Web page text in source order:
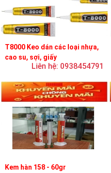
T8000 Keo dán các loại nhựa,
cao su, sợi, giấy
Liên hệ: 0938454791
Kem hàn 158 - 60gr